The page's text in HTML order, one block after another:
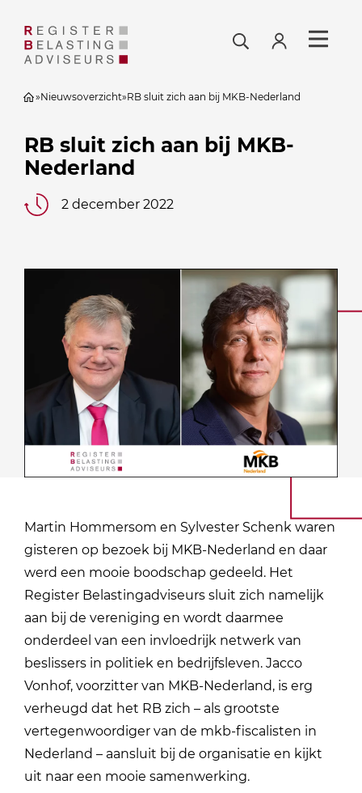
»Nieuwsoverzicht»RB sluit zich aan bij MKB-Nederland
RB sluit zich aan bij MKB-
Nederland
2 december 2022
Martin Hommersom en Sylvester Schenk waren
gisteren op bezoek bij MKB-Nederland en daar
werd een mooie boodschap gedeeld. Het
Register Belastingadviseurs sluit zich namelijk
aan bij de vereniging en wordt daarmee
onderdeel van een invloedrijk netwerk van
beslissers in politiek en bedrijfsleven. Jacco
Vonhof, voorzitter van MKB-Nederland, is erg
verheugd dat het RB zich – als grootste
vertegenwoordiger van de mkb-fiscalisten in
Nederland – aansluit bij de organisatie en kijkt
uit naar een mooie samenwerking.